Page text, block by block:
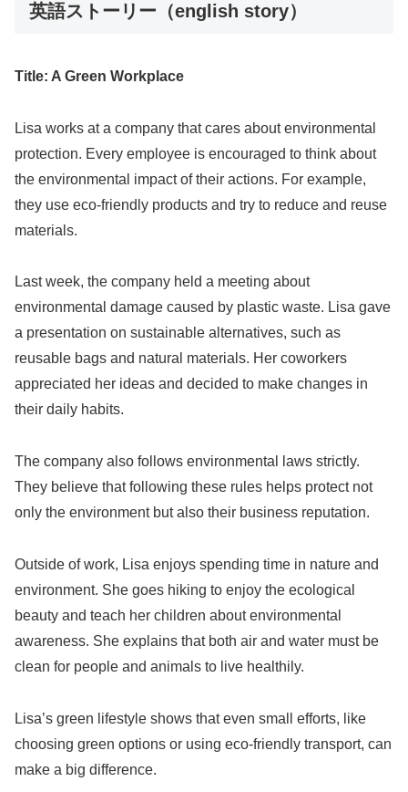
英語ストーリー（english story）
Title: A Green Workplace
Lisa works at a company that cares about environmental
protection. Every employee is encouraged to think about
the environmental impact of their actions. For example,
they use eco-friendly products and try to reduce and reuse
materials.
Last week, the company held a meeting about
environmental damage caused by plastic waste. Lisa gave
a presentation on sustainable alternatives, such as
reusable bags and natural materials. Her coworkers
appreciated her ideas and decided to make changes in
their daily habits.
The company also follows environmental laws strictly.
They believe that following these rules helps protect not
only the environment but also their business reputation.
Outside of work, Lisa enjoys spending time in nature and
environment. She goes hiking to enjoy the ecological
beauty and teach her children about environmental
awareness. She explains that both air and water must be
clean for people and animals to live healthily.
Lisa’s green lifestyle shows that even small efforts, like
choosing green options or using eco-friendly transport, can
make a big difference.